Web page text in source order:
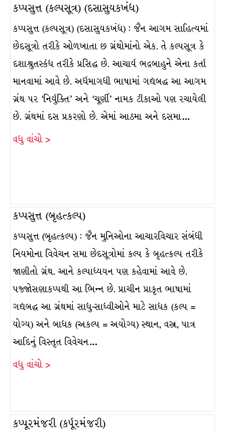
કપ્પસુત્ત (કલ્પસૂત્ર) (દસાસુયકખંધ)
કપ્પસુત્ત (કલ્પસૂત્ર) (દસાસુયકખંધ) : જૈન આગમ સાહિત્યમાં
છેદસૂત્રો તરીકે ઓળખાતા છ ગ્રંથોમાંનો એક. તે કલ્પસૂત્ર કે
દશાશ્રુતસ્કંધ તરીકે પ્રસિદ્ધ છે. આચાર્ય ભદ્રબાહુને એના કર્તા
માનવામાં આવે છે. અર્ધમાગધી ભાષામાં ગદ્યબદ્ધ આ આગમ
ગ્રંથ પર ‘નિર્યુક્તિ’ અને ‘ચૂર્ણી’ નામક ટીકાઓ પણ રચાયેલી
છે. ગ્રંથમાં દસ પ્રકરણો છે. એમાં આઠમા અને દસમા…
વધુ વાંચો >
કપ્પસુત્ત (બૃહત્કલ્પ)
કપ્પસુત્ત (બૃહત્કલ્પ) : જૈન મુનિઓના આચારવિચાર સંબંધી
નિયમોના વિવેચન સમા છેદસૂત્રોમાં કલ્પ કે બૃહત્કલ્પ તરીકે
જાણીતો ગ્રંથ. આને કલ્પાધ્યયન પણ કહેવામાં આવે છે.
પજ્જોસણાકપ્પથી આ ભિન્ન છે. પ્રાચીન પ્રાકૃત ભાષામાં
ગદ્યબદ્ધ આ ગ્રંથમાં સાધુ-સાધ્વીઓને માટે સાધક (કલ્પ =
યોગ્ય) અને બાધક (અકલ્પ = અયોગ્ય) સ્થાન, વસ્ત્ર, પાત્ર
આદિનું વિસ્તૃત વિવેચન…
વધુ વાંચો >
કપ્પૂરમંજરી (કર્પૂરમંજરી)